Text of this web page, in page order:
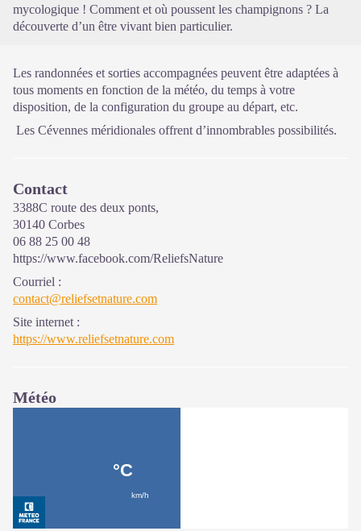
mycologique ! Comment et où poussent les champignons ? La
découverte d’un être vivant bien particulier.
Les randonnées et sorties accompagnées peuvent être adaptées à
tous moments en fonction de la météo, du temps à votre
disposition, de la configuration du groupe au départ, etc.
Les Cévennes méridionales offrent d’innombrables possibilités.
Contact
3388C route des deux ponts,
30140 Corbes
06 88 25 00 48
https://www.facebook.com/ReliefsNature
Courriel :
contact@reliefsetnature.com
Site internet :
https://www.reliefsetnature.com
Météo